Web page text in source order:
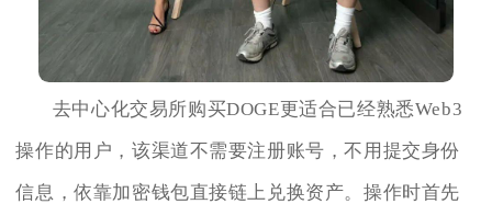
去中心化交易所购买DOGE更适合已经熟悉Web3
操作的用户，该渠道不需要注册账号，不用提交身份
信息，依靠加密钱包直接链上兑换资产。操作时首先